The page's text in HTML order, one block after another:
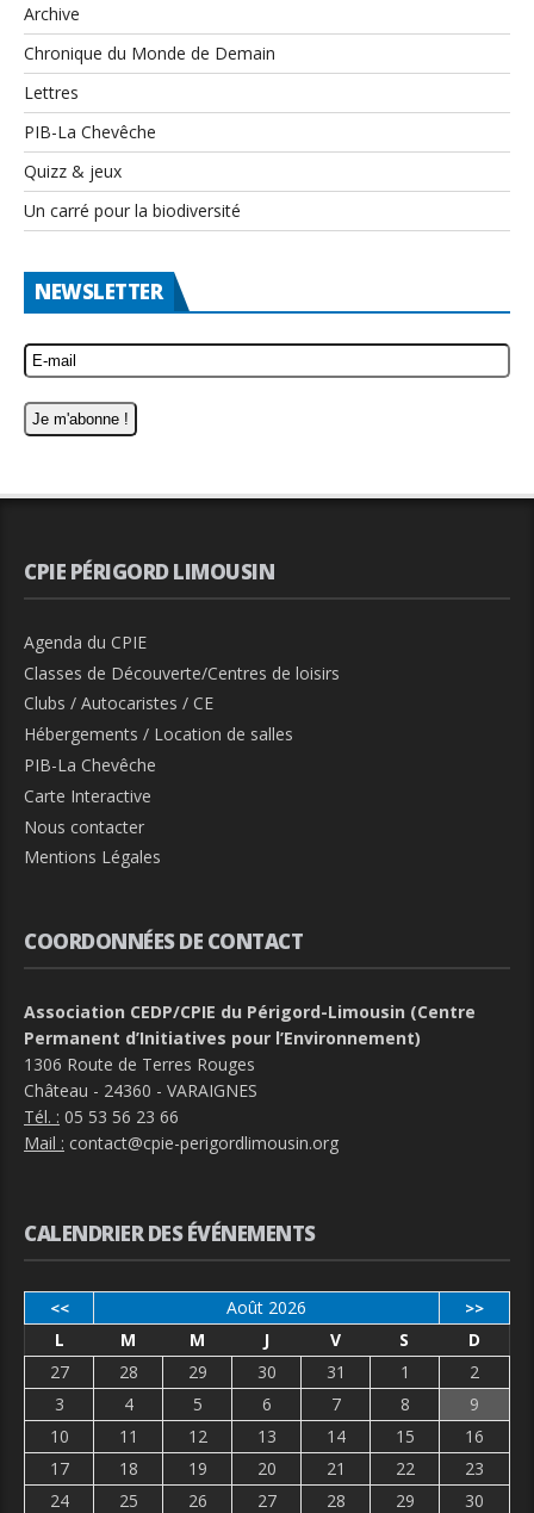
Archive
Chronique du Monde de Demain
Lettres
PIB-La Chevêche
Quizz & jeux
Un carré pour la biodiversité
NEWSLETTER
CPIE PÉRIGORD LIMOUSIN
Agenda du CPIE
Classes de Découverte/Centres de loisirs
Clubs / Autocaristes / CE
Hébergements / Location de salles
PIB-La Chevêche
Carte Interactive
Nous contacter
Mentions Légales
COORDONNÉES DE CONTACT
Association CEDP/CPIE du Périgord-Limousin (Centre
Permanent d’Initiatives pour l’Environnement)
1306 Route de Terres Rouges
Château - 24360 - VARAIGNES
Tél. : 05 53 56 23 66
Mail : contact@cpie-perigordlimousin.org
CALENDRIER DES ÉVÉNEMENTS
<< Août 2026 >>
L M M J V S
D
27
28 29 30 31 1
2
3
4 5 6 7 8
9
10
11 12 13 14 15
16
17
18 19 20 21 22
23
24
25 26 27 28 29
30